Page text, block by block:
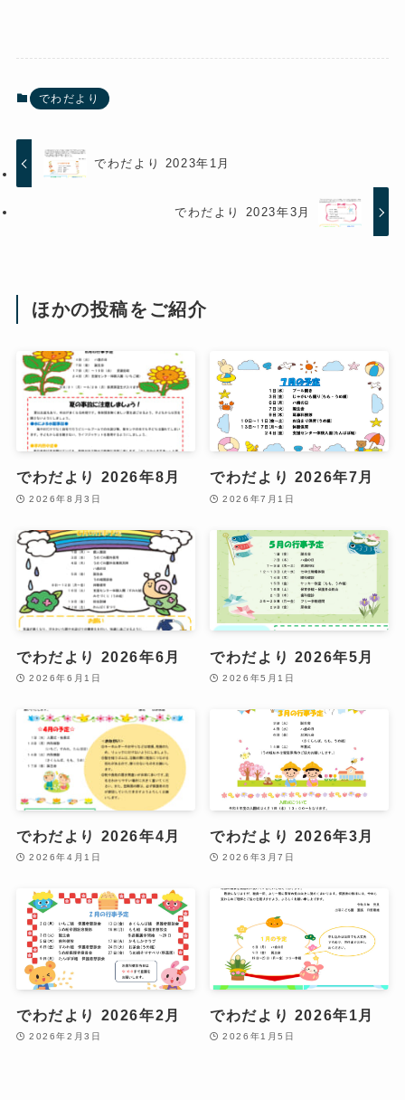
でわだより
でわだより 2023年1月
でわだより 2023年3月
ほかの投稿をご紹介
でわだより 2026年8月
2026年8月3日
でわだより 2026年7月
2026年7月1日
でわだより 2026年6月
2026年6月1日
でわだより 2026年5月
2026年5月1日
でわだより 2026年4月
2026年4月1日
でわだより 2026年3月
2026年3月7日
でわだより 2026年2月
2026年2月3日
でわだより 2026年1月
2026年1月5日